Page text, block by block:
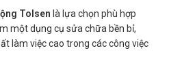
Tolsen là lựa chọn phù hợp
một dụng cụ sửa chữa bền bỉ,
làm việc cao trong các công việc